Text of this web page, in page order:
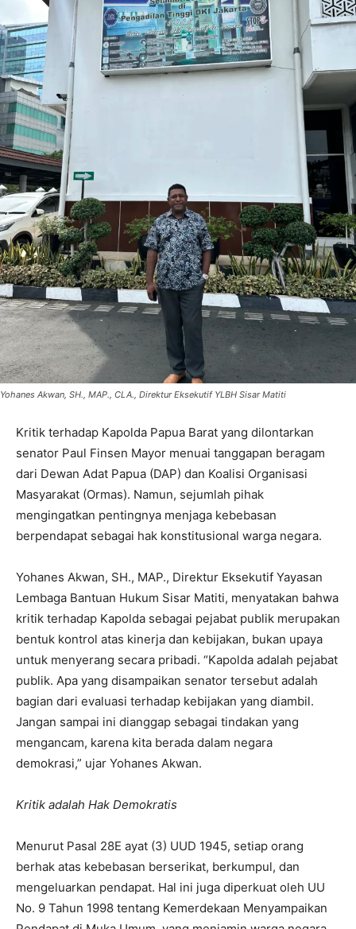
Yohanes Akwan, SH., MAP., CLA., Direktur Eksekutif YLBH Sisar Matiti
Kritik terhadap Kapolda Papua Barat yang dilontarkan
senator Paul Finsen Mayor menuai tanggapan beragam
dari Dewan Adat Papua (DAP) dan Koalisi Organisasi
Masyarakat (Ormas). Namun, sejumlah pihak
mengingatkan pentingnya menjaga kebebasan
berpendapat sebagai hak konstitusional warga negara.
Yohanes Akwan, SH., MAP., Direktur Eksekutif Yayasan
Lembaga Bantuan Hukum Sisar Matiti, menyatakan bahwa
kritik terhadap Kapolda sebagai pejabat publik merupakan
bentuk kontrol atas kinerja dan kebijakan, bukan upaya
untuk menyerang secara pribadi. “Kapolda adalah pejabat
publik. Apa yang disampaikan senator tersebut adalah
bagian dari evaluasi terhadap kebijakan yang diambil.
Jangan sampai ini dianggap sebagai tindakan yang
mengancam, karena kita berada dalam negara
demokrasi,” ujar Yohanes Akwan.
Kritik adalah Hak Demokratis
Menurut Pasal 28E ayat (3) UUD 1945, setiap orang
berhak atas kebebasan berserikat, berkumpul, dan
mengeluarkan pendapat. Hal ini juga diperkuat oleh UU
No. 9 Tahun 1998 tentang Kemerdekaan Menyampaikan